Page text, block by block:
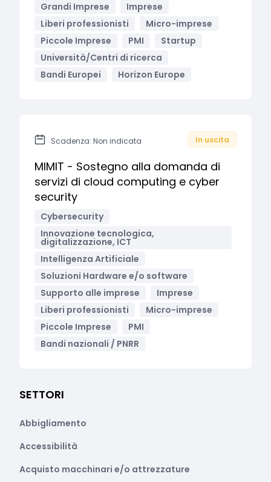
Grandi Imprese
Imprese
Liberi professionisti
Micro-imprese
Piccole Imprese
PMI
Startup
Università/Centri di ricerca
Bandi Europei
Horizon Europe
Scadenza: Non indicata In uscita
MIMIT - Sostegno alla domanda di
servizi di cloud computing e cyber
security
Cybersecurity
Innovazione tecnologica,
digitalizzazione, ICT
Intelligenza Artificiale
Soluzioni Hardware e/o software
Supporto alle imprese
Imprese
Liberi professionisti
Micro-imprese
Piccole Imprese
PMI
Bandi nazionali / PNRR
SETTORI
Abbigliamento
Accessibilità
Acquisto macchinari e/o attrezzature